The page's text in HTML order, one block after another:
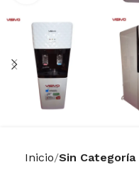
Inicio Sin Categoría